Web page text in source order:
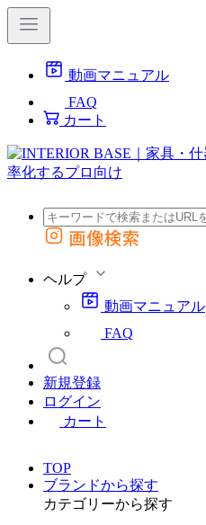
動画マニュアル
FAQ
カート
外部サイトの商品をカートに追加
画像検索
ヘルプ
動画マニュアル
FAQ
新規登録
ログイン
カート
TOP
ブランドから探す
カテゴリーから探す